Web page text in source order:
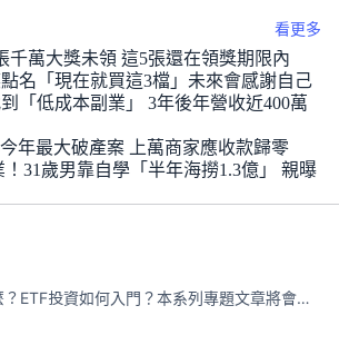
看更多
千萬大獎未領 這5張還在領獎期限內
名「現在就買這3檔」未來會感謝自己
「低成本副業」 3年後年營收近400萬
年最大破產案 上萬商家應收款歸零
！31歲男靠自學「半年海撈1.3億」 親曝
ETF是什麼？ETF投資如何入門？本系列專題文章將會告訴你新手必須知道的ETF基礎知識。